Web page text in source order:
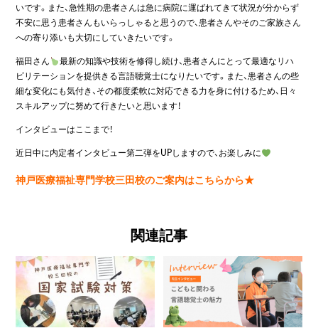
いです。また、急性期の患者さんは急に病院に運ばれてきて状況が分からず
不安に思う患者さんもいらっしゃると思うので、患者さんやそのご家族さん
への寄り添いも大切にしていきたいです。
福田さん
最新の知識や技術を修得し続け、患者さんにとって最適なリハ
ビリテーションを提供きる言語聴覚士になりたいです。また、患者さんの些
細な変化にも気付き、その都度柔軟に対応できる力を身に付けるため、日々
スキルアップに努めて行きたいと思います！
インタビューはここまで！
近日中に内定者インタビュー第二弾をUPしますので、お楽しみに
神戸医療福祉専門学校三田校のご案内はこちらから★
関連記事